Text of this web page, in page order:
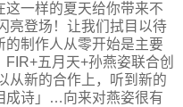
一样的夏天给你带来不
登场！让我们拭目以待
的制作人从零开始是主要
五月天+孙燕姿联合创
从新的合作上，听到新的
成诗」…向来对燕姿很有